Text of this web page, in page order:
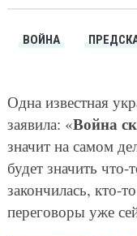
ВОЙНА
Одна известная
заявила: «Война
значит на самом
будет значить
закончилась, кто-
переговоры уже